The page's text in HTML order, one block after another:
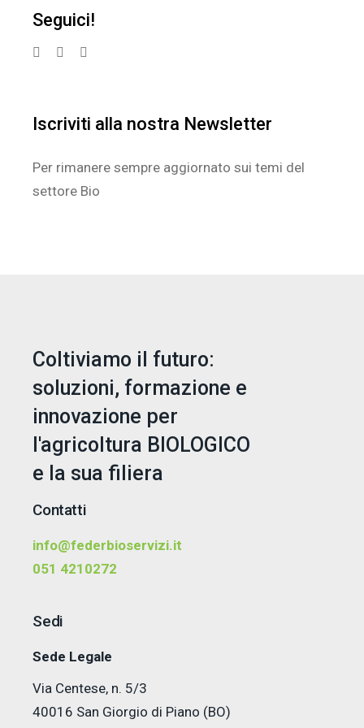
Seguici!
Iscriviti alla nostra Newsletter
Per rimanere sempre aggiornato sui temi del
settore Bio
Coltiviamo il futuro:
soluzioni, formazione e
innovazione per
l'agricoltura BIOLOGICO
e la sua filiera
Contatti
info@federbioservizi.it
051 4210272
Sedi
Sede Legale
Via Centese, n. 5/3
40016 San Giorgio di Piano (BO)